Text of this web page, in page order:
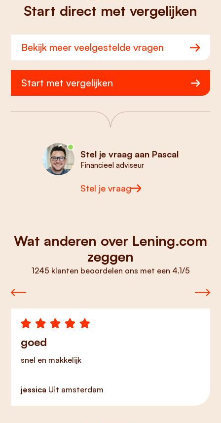
Start direct met vergelijken
Bekijk meer veelgestelde vragen
Start met vergelijken
Stel je vraag aan Pascal
Financieel adviseur
Stel je vraag
Wat anderen over Lening.com
zeggen
1245 klanten beoordelen ons met een 4.1/5
goed
snel en makkelijk
jessica Uit amsterdam